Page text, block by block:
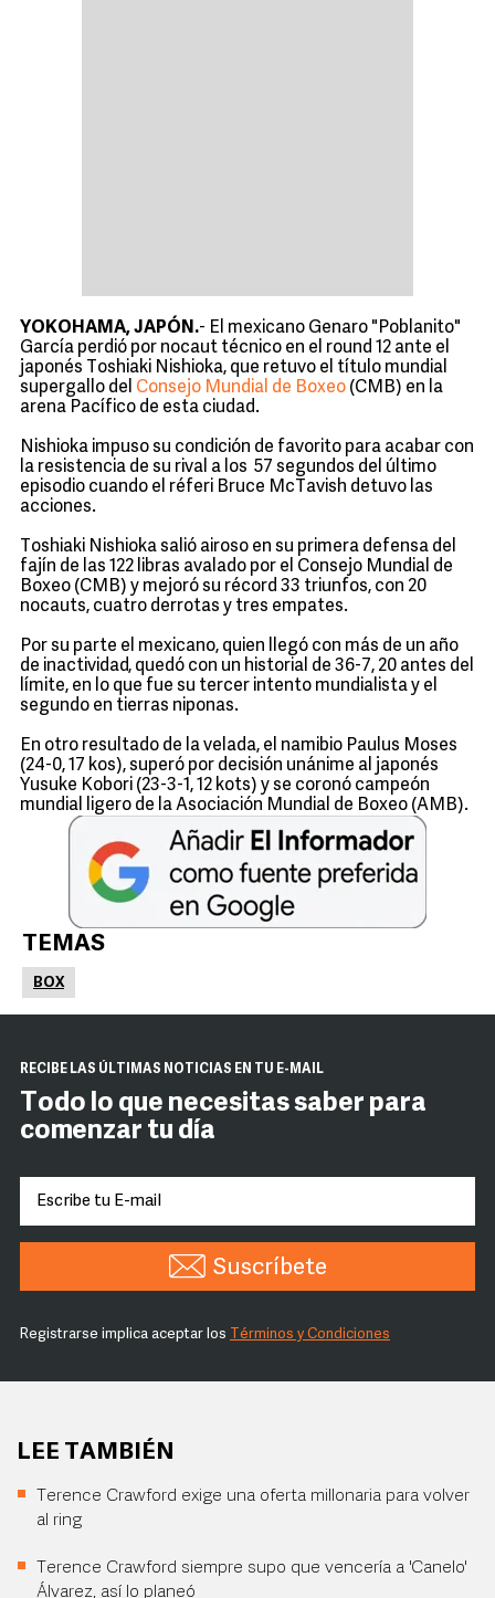
YOKOHAMA, JAPÓN.- El mexicano Genaro "Poblanito"
García perdió por nocaut técnico en el round 12 ante el
japonés Toshiaki Nishioka, que retuvo el título mundial
supergallo del Consejo Mundial de Boxeo (CMB) en la
arena Pacífico de esta ciudad.
Nishioka impuso su condición de favorito para acabar con
la resistencia de su rival a los 57 segundos del último
episodio cuando el réferi Bruce McTavish detuvo las
acciones.
Toshiaki Nishioka salió airoso en su primera defensa del
fajín de las 122 libras avalado por el Consejo Mundial de
Boxeo (CMB) y mejoró su récord 33 triunfos, con 20
nocauts, cuatro derrotas y tres empates.
Por su parte el mexicano, quien llegó con más de un año
de inactividad, quedó con un historial de 36-7, 20 antes del
límite, en lo que fue su tercer intento mundialista y el
segundo en tierras niponas.
En otro resultado de la velada, el namibio Paulus Moses
(24-0, 17 kos), superó por decisión unánime al japonés
Yusuke Kobori (23-3-1, 12 kots) y se coronó campeón
mundial ligero de la Asociación Mundial de Boxeo (AMB).
TEMAS
BOX
RECIBE LAS ÚLTIMAS NOTICIAS EN TU E-MAIL
Todo lo que necesitas saber para
comenzar tu día
Suscríbete
Registrarse implica aceptar los Términos y Condiciones
LEE TAMBIÉN
Terence Crawford exige una oferta millonaria para volver
al ring
Terence Crawford siempre supo que vencería a 'Canelo'
Álvarez, así lo planeó